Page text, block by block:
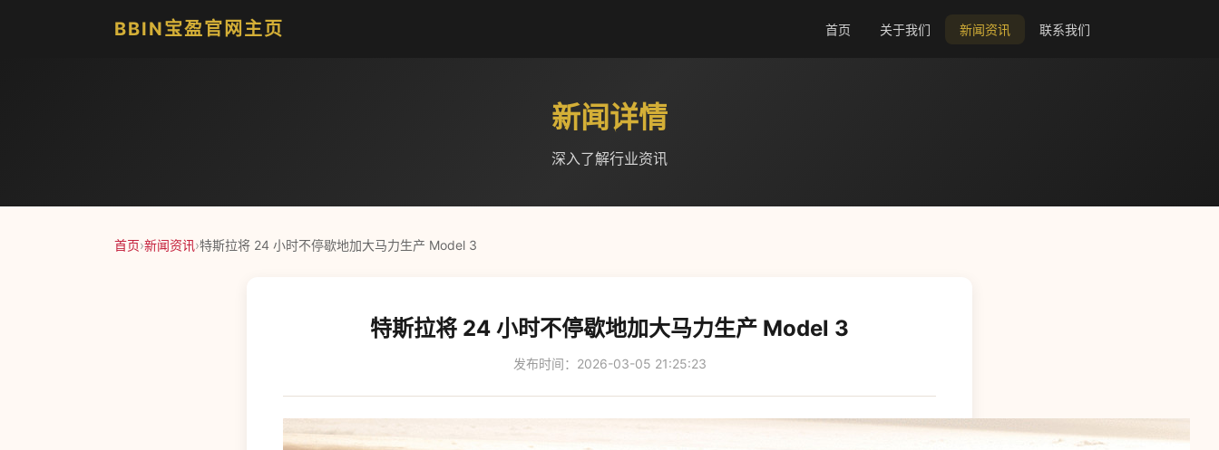
BBIN宝盈官网主页 首页 关于我们 新闻资讯 联系我们
新闻详情
深入了解行业资讯
首页›新闻资讯›特斯拉将 24 小时不停歇地加大马力生产 Model 3
特斯拉将 24 小时不停歇地加大马力生产 Model 3
发布时间：2026-03-05 21:25:23